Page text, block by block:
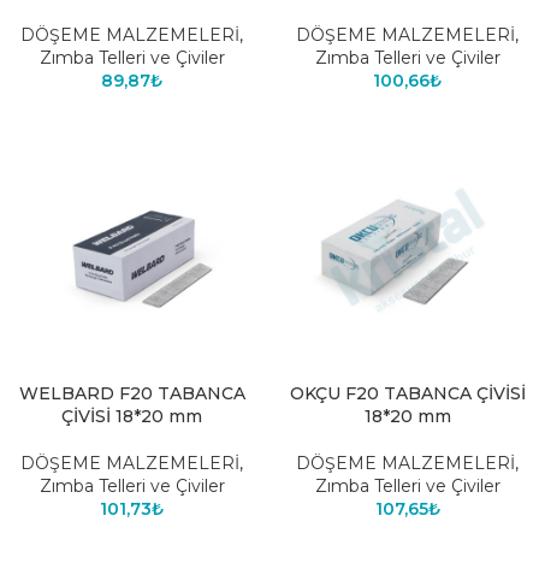
DÖŞEME MALZEMELERİ,
Zımba Telleri ve Çiviler
89,87₺
DÖŞEME MALZEMELERİ,
Zımba Telleri ve Çiviler
100,66₺
WELBARD F20 TABANCA
ÇİVİSİ 18*20 mm
DÖŞEME MALZEMELERİ,
Zımba Telleri ve Çiviler
101,73₺
OKÇU F20 TABANCA ÇİVİSİ
18*20 mm
DÖŞEME MALZEMELERİ,
Zımba Telleri ve Çiviler
107,65₺